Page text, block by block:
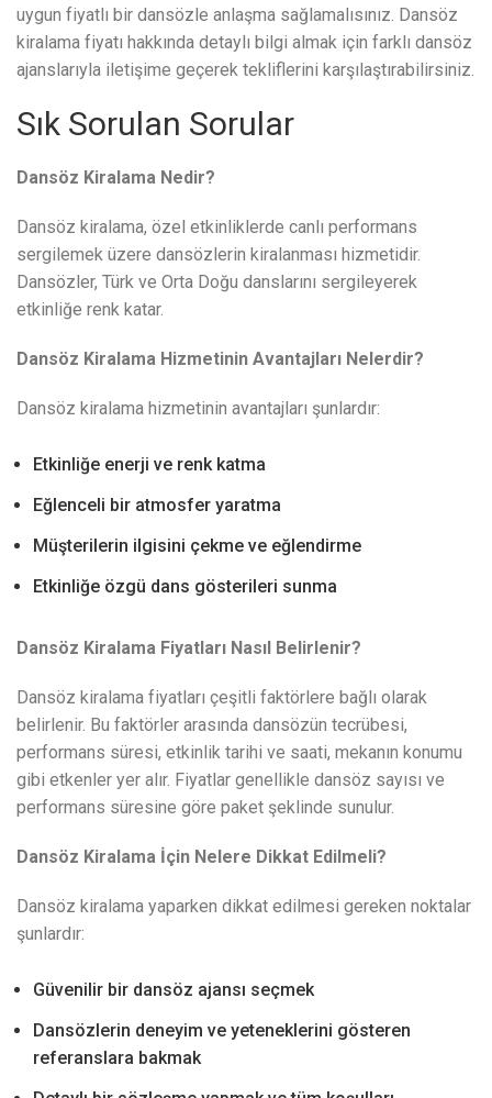
uygun fiyatlı bir dansözle anlaşma sağlamalısınız. Dansöz
kiralama fiyatı hakkında detaylı bilgi almak için farklı dansöz
ajanslarıyla iletişime geçerek tekliflerini karşılaştırabilirsiniz.
Sık Sorulan Sorular
Dansöz Kiralama Nedir?
Dansöz kiralama, özel etkinliklerde canlı performans
sergilemek üzere dansözlerin kiralanması hizmetidir.
Dansözler, Türk ve Orta Doğu danslarını sergileyerek
etkinliğe renk katar.
Dansöz Kiralama Hizmetinin Avantajları Nelerdir?
Dansöz kiralama hizmetinin avantajları şunlardır:
Etkinliğe enerji ve renk katma
Eğlenceli bir atmosfer yaratma
Müşterilerin ilgisini çekme ve eğlendirme
Etkinliğe özgü dans gösterileri sunma
Dansöz Kiralama Fiyatları Nasıl Belirlenir?
Dansöz kiralama fiyatları çeşitli faktörlere bağlı olarak
belirlenir. Bu faktörler arasında dansözün tecrübesi,
performans süresi, etkinlik tarihi ve saati, mekanın konumu
gibi etkenler yer alır. Fiyatlar genellikle dansöz sayısı ve
performans süresine göre paket şeklinde sunulur.
Dansöz Kiralama İçin Nelere Dikkat Edilmeli?
Dansöz kiralama yaparken dikkat edilmesi gereken noktalar
şunlardır:
Güvenilir bir dansöz ajansı seçmek
Dansözlerin deneyim ve yeteneklerini gösteren
referanslara bakmak